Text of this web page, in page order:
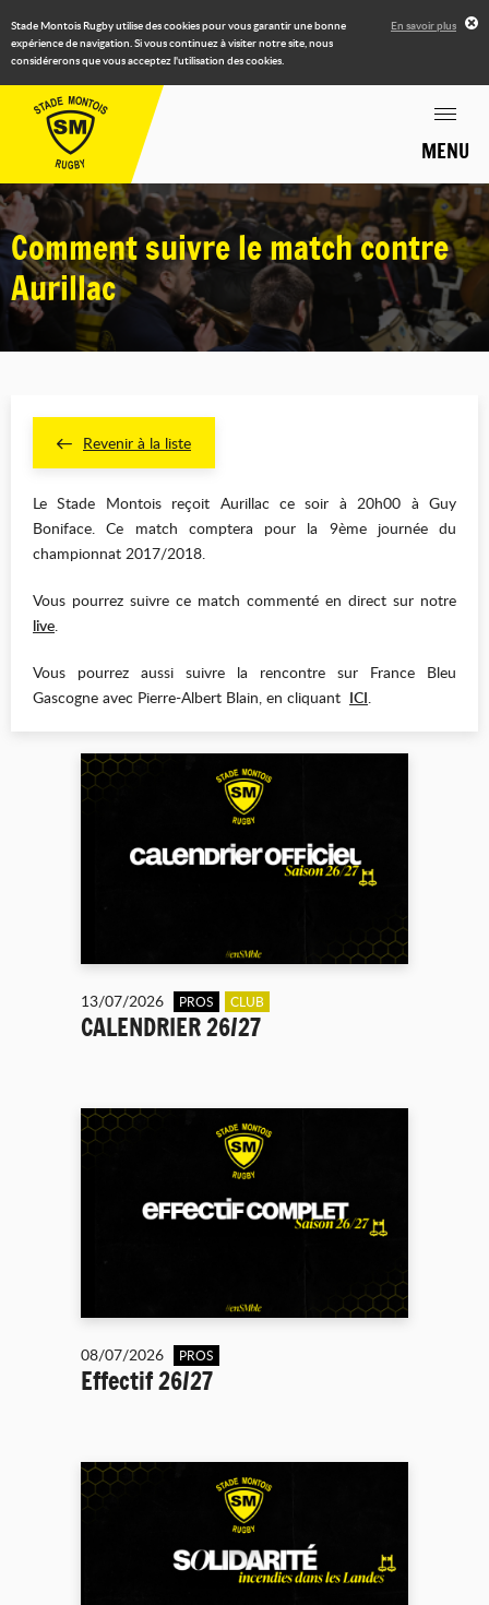
Stade Montois Rugby utilise des cookies pour vous garantir une bonne
expérience de navigation. Si vous continuez à visiter notre site, nous
considérerons que vous acceptez l'utilisation des cookies.
En savoir plus
MENU
Comment suivre le match contre
Aurillac
Revenir à la liste
Le Stade Montois reçoit Aurillac ce soir à 20h00 à Guy
Boniface. Ce match comptera pour la 9ème journée du
championnat 2017/2018.
Vous pourrez suivre ce match commenté en direct sur notre
live.
Vous pourrez aussi suivre la rencontre sur France Bleu
Gascogne avec Pierre-Albert Blain, en cliquant ICI.
13/07/2026 PROS CLUB
CALENDRIER 26/27
08/07/2026 PROS
Effectif 26/27